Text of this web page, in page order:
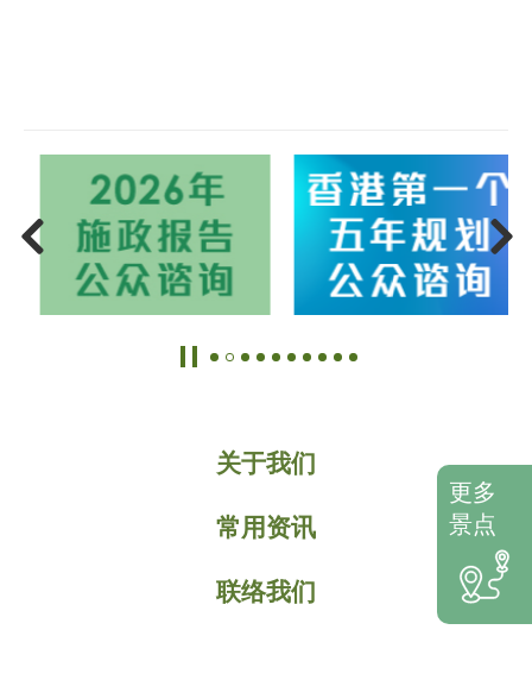
关于我们
常用资讯
联络我们
更多
景点